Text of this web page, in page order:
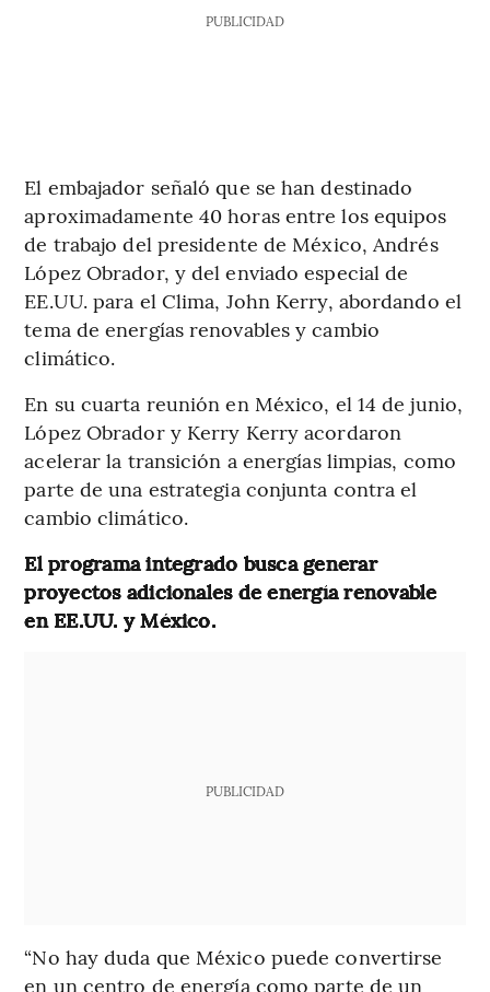
PUBLICIDAD
El embajador señaló que se han destinado
aproximadamente 40 horas entre los equipos
de trabajo del presidente de México, Andrés
López Obrador, y del enviado especial de
EE.UU. para el Clima, John Kerry, abordando el
tema de energías renovables y cambio
climático.
En su cuarta reunión en México, el 14 de junio,
López Obrador y Kerry Kerry acordaron
acelerar la transición a energías limpias, como
parte de una estrategia conjunta contra el
cambio climático.
El programa integrado busca generar
proyectos adicionales de energía renovable
en EE.UU. y México.
PUBLICIDAD
“No hay duda que México puede convertirse
en un centro de energía como parte de un